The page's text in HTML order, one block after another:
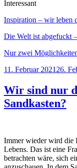
Interessant
Inspiration – wir leben
Die Welt ist abgefuckt
Nur zwei
Veröffentlicht
11. Februar 2021 26.
Wir sind nur
Sandkasten?
Immer wieder wird die
Lebens. Das ist eine
betrachten wäre, sich